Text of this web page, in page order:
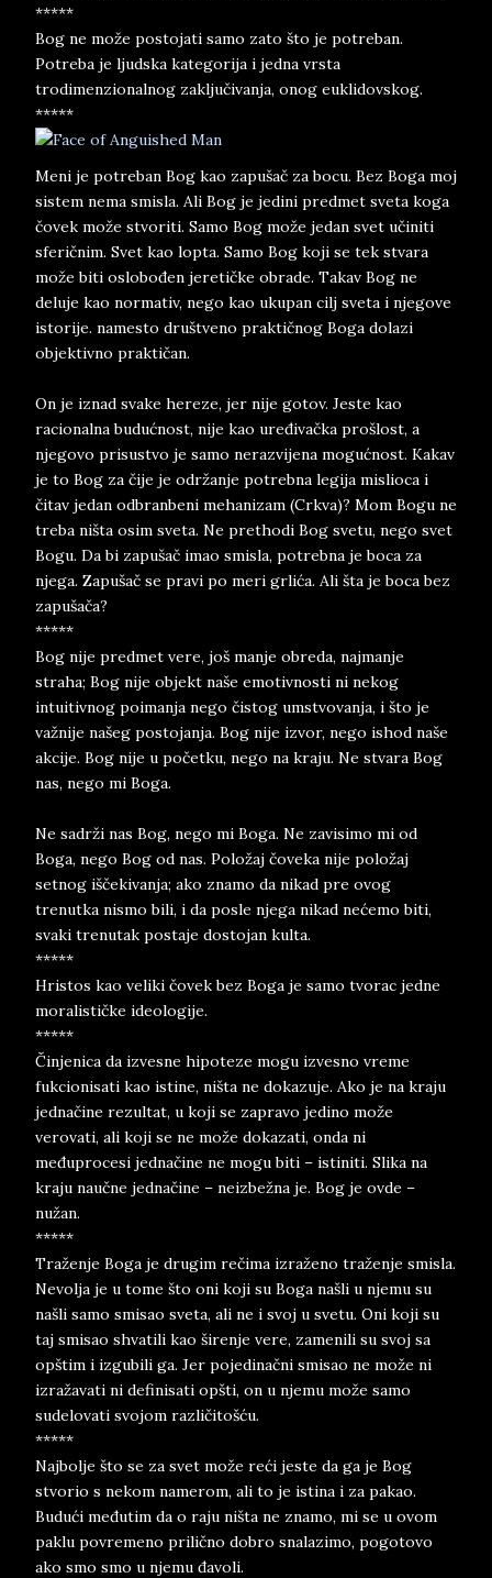
*****
Bog ne može postojati samo zato što je potreban.
Potreba je ljudska kategorija i jedna vrsta
trodimenzionalnog zaključivanja, onog euklidovskog.
*****
Meni je potreban Bog kao zapušač za bocu. Bez Boga moj
sistem nema smisla. Ali Bog je jedini predmet sveta koga
čovek može stvoriti. Samo Bog može jedan svet učiniti
sferičnim. Svet kao lopta. Samo Bog koji se tek stvara
može biti oslobođen jeretičke obrade. Takav Bog ne
deluje kao normativ, nego kao ukupan cilj sveta i njegove
istorije. namesto društveno praktičnog Boga dolazi
objektivno praktičan.
On je iznad svake hereze, jer nije gotov. Jeste kao
racionalna budućnost, nije kao uređivačka prošlost, a
njegovo prisustvo je samo nerazvijena mogućnost. Kakav
je to Bog za čije je održanje potrebna legija mislioca i
čitav jedan odbranbeni mehanizam (Crkva)? Mom Bogu ne
treba ništa osim sveta. Ne prethodi Bog svetu, nego svet
Bogu. Da bi zapušač imao smisla, potrebna je boca za
njega. Zapušač se pravi po meri grlića. Ali šta je boca bez
zapušača?
*****
Bog nije predmet vere, još manje obreda, najmanje
straha; Bog nije objekt naše emotivnosti ni nekog
intuitivnog poimanja nego čistog umstvovanja, i što je
važnije našeg postojanja. Bog nije izvor, nego ishod naše
akcije. Bog nije u početku, nego na kraju. Ne stvara Bog
nas, nego mi Boga.
Ne sadrži nas Bog, nego mi Boga. Ne zavisimo mi od
Boga, nego Bog od nas. Položaj čoveka nije položaj
setnog iščekivanja; ako znamo da nikad pre ovog
trenutka nismo bili, i da posle njega nikad nećemo biti,
svaki trenutak postaje dostojan kulta.
*****
Hristos kao veliki čovek bez Boga je samo tvorac jedne
moralističke ideologije.
*****
Činjenica da izvesne hipoteze mogu izvesno vreme
fukcionisati kao istine, ništa ne dokazuje. Ako je na kraju
jednačine rezultat, u koji se zapravo jedino može
verovati, ali koji se ne može dokazati, onda ni
međuprocesi jednačine ne mogu biti – istiniti. Slika na
kraju naučne jednačine – neizbežna je. Bog je ovde –
nužan.
*****
Traženje Boga je drugim rečima izraženo traženje smisla.
Nevolja je u tome što oni koji su Boga našli u njemu su
našli samo smisao sveta, ali ne i svoj u svetu. Oni koji su
taj smisao shvatili kao širenje vere, zamenili su svoj sa
opštim i izgubili ga. Jer pojedinačni smisao ne može ni
izražavati ni definisati opšti, on u njemu može samo
sudelovati svojom različitošću.
*****
Najbolje što se za svet može reći jeste da ga je Bog
stvorio s nekom namerom, ali to je istina i za pakao.
Budući međutim da o raju ništa ne znamo, mi se u ovom
paklu povremeno prilično dobro snalazimo, pogotovo
ako smo smo u njemu đavoli.